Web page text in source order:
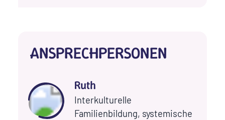
ANSPRECHPERSONEN
Ruth
Interkulturelle
Familienbildung, systemische